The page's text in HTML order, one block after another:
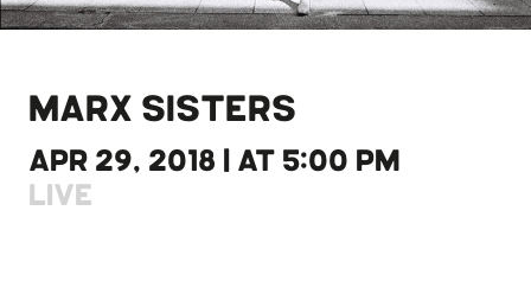
MARX SISTERS
APR 29, 2018 | AT 5:00 PM
LIVE